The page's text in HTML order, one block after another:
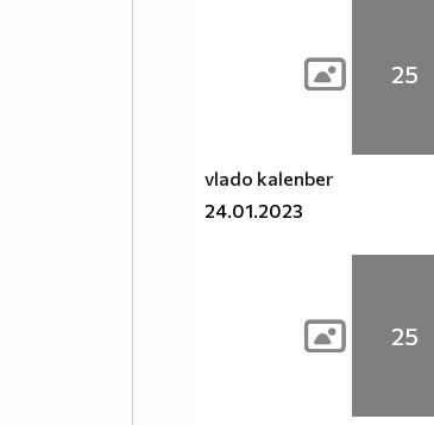
25
vlado kalenber
24.01.2023
25